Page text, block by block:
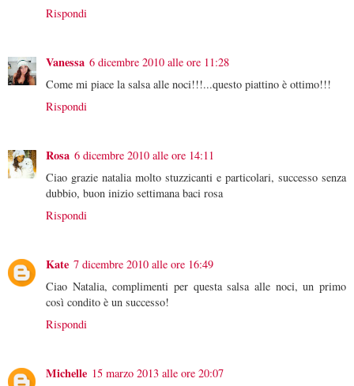
Rispondi
Vanessa 6 dicembre 2010 alle ore 11:28
Come mi piace la salsa alle noci!!!...questo piattino è ottimo!!!
Rispondi
Rosa 6 dicembre 2010 alle ore 14:11
Ciao grazie natalia molto stuzzicanti e particolari, successo senza
dubbio, buon inizio settimana baci rosa
Rispondi
Kate 7 dicembre 2010 alle ore 16:49
Ciao Natalia, complimenti per questa salsa alle noci, un primo
così condito è un successo!
Rispondi
Michelle 15 marzo 2013 alle ore 20:07